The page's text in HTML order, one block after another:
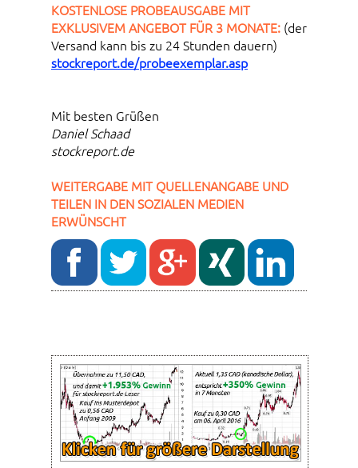
KOSTENLOSE PROBEAUSGABE MIT
EXKLUSIVEM ANGEBOT FÜR 3 MONATE: (der
Versand kann bis zu 24 Stunden dauern)
stockreport.de/probeexemplar.asp
Mit besten Grüßen
Daniel Schaad
stockreport.de
WEITERGABE MIT QUELLENANGABE UND
TEILEN IN DEN SOZIALEN MEDIEN
ERWÜNSCHT